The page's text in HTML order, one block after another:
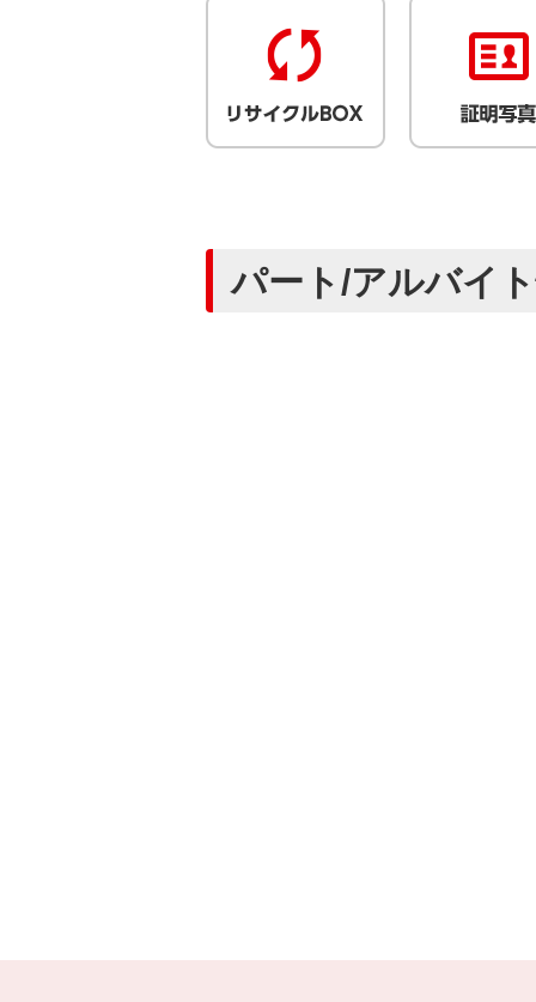
パート/アルバイ